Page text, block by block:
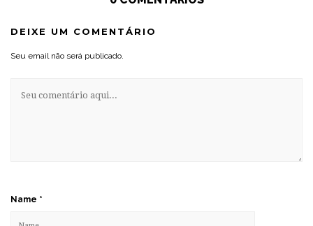
DEIXE UM COMENTÁRIO
Seu email não será publicado.
Name *